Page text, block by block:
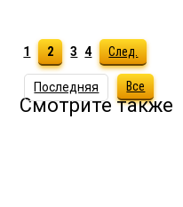
1 2 3 4 След.
Последняя Все
Смотрите также